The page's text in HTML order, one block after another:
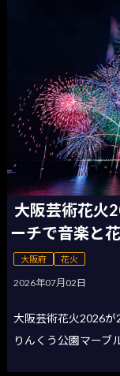
大阪芸術花火
ーチで音楽と
大阪府 花火
2026年07月02日
大阪芸術花火2026が
りんくう公園マーブ